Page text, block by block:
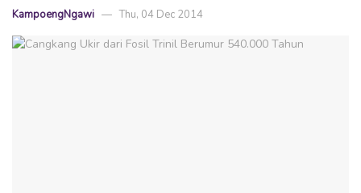
KampoengNgawi Thu, 04 Dec 2014